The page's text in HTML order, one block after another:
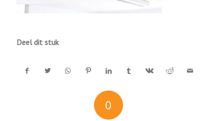
Deel dit stuk
0